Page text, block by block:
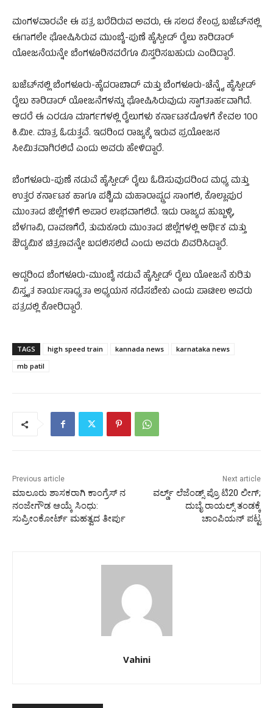
ಮಂಗಳವಾರವೇ ಈ ಪತ್ರ ಬರೆದಿರುವ ಅವರು, ಈ ಸಲದ ಕೇಂದ್ರ ಬಜೆಟ್‌ನಲ್ಲಿ
ಈಗಾಗಲೇ ಘೋಷಿಸಿರುವ ಮುಂಬೈ-ಪುಣೆ ಹೈಸ್ಪೀಡ್ ರೈಲು ಕಾರಿಡಾರ್
ಯೋಜನೆಯನ್ನೇ ಬೆಂಗಳೂರಿನವರೆಗೂ ವಿಸ್ತರಿಸಬಹುದು ಎಂದಿದ್ದಾರೆ.
ಬಜೆಟ್‌ನಲ್ಲಿ ಬೆಂಗಳೂರು-ಹೈದರಾಬಾದ್ ಮತ್ತು ಬೆಂಗಳೂರು-ಚೆನ್ನೈ ಹೈಸ್ಪೀಡ್
ರೈಲು ಕಾರಿಡಾರ್ ಯೋಜನೆಗಳನ್ನು ಘೋಷಿಸಿರುವುದು ಸ್ವಾಗತಾರ್ಹವಾಗಿದೆ.
ಆದರೆ ಈ ಎರಡೂ ಮಾರ್ಗಗಳಲ್ಲಿ ರೈಲುಗಳು ಕರ್ನಾಟಕದೊಳಗೆ ಕೇವಲ 100
ಕಿ.ಮೀ. ಮಾತ್ರ ಓಡುತ್ತವೆ. ಇದರಿಂದ ರಾಜ್ಯಕ್ಕೆ ಇರುವ ಪ್ರಯೋಜನ
ಸೀಮಿತವಾಗಿರಲಿದೆ ಎಂದು ಅವರು ಹೇಳಿದ್ದಾರೆ.
ಬೆಂಗಳೂರು-ಪುಣೆ ನಡುವೆ ಹೈಸ್ಪೀಡ್ ರೈಲು ಓಡಿಸುವುದರಿಂದ ಮಧ್ಯ ಮತ್ತು
ಉತ್ತರ ಕರ್ನಾಟಕ ಹಾಗೂ ಪಶ್ಚಿಮ ಮಹಾರಾಷ್ಟ್ರದ ಸಾಂಗಲಿ, ಕೊಲ್ಲಾಪುರ
ಮುಂತಾದ ಜಿಲ್ಲೆಗಳಿಗೆ ಅಪಾರ ಲಾಭವಾಗಲಿದೆ. ಇದು ರಾಜ್ಯದ ಹುಬ್ಬಳ್ಳಿ,
ಬೆಳಗಾವಿ, ದಾವಣಗೆರೆ, ತುಮಕೂರು ಮುಂತಾದ ಜಿಲ್ಲೆಗಳಲ್ಲಿ ಆರ್ಥಿಕ ಮತ್ತು
ಔದ್ಯಮಿಕ ಚಿತ್ರಣವನ್ನೇ ಬದಲಿಸಲಿದೆ ಎಂದು ಅವರು ವಿವರಿಸಿದ್ದಾರೆ.
ಆದ್ದರಿಂದ ಬೆಂಗಳೂರು-ಮುಂಬೈ ನಡುವೆ ಹೈಸ್ಪೀಡ್ ರೈಲು ಯೋಜನೆ ಕುರಿತು
ವಿಸ್ತೃತ ಕಾರ್ಯಸಾಧ್ಯತಾ ಅಧ್ಯಯನ ನಡೆಸಬೇಕು ಎಂದು ಪಾಟೀಲ ಅವರು
ಪತ್ರದಲ್ಲಿ ಕೋರಿದ್ದಾರೆ.
TAGS high speed train kannada news
karnataka news
mb patil
Previous article
ಮಾಲೂರು ಶಾಸಕರಾಗಿ ಕಾಂಗ್ರೆಸ್ ನ
ನಂಜೇಗೌಡ ಆಯ್ಕೆ ಸಿಂಧು:
ಸುಪ್ರೀಂಕೋರ್ಟ್ ಮಹತ್ವದ ತೀರ್ಪು
Next article
ವರ್ಲ್ಡ್ ಲೆಜೆಂಡ್ಸ್ ಪ್ರೊ ಟಿ20 ಲೀಗ್;
ದುಬೈ ರಾಯಲ್ಸ್ ತಂಡಕ್ಕೆ
ಚಾಂಪಿಯನ್ ಪಟ್ಟ
Vahini